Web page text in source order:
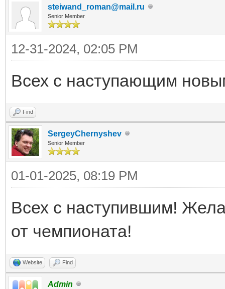
steiwand_roman@mail.ru
Senior Member
12-31-2024, 02:05 PM
Всех с наступающим
Find
SergeyChernyshev
Senior Member
01-01-2025, 08:19 PM
Всех с наступившим!
от чемпионата!
Website Find
Admin